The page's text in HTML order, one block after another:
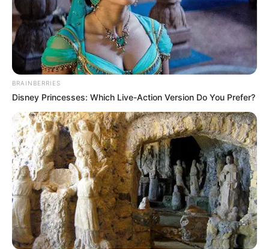
BRAINBERRIES
Disney Princesses: Which Live-Action Version Do You Prefer?